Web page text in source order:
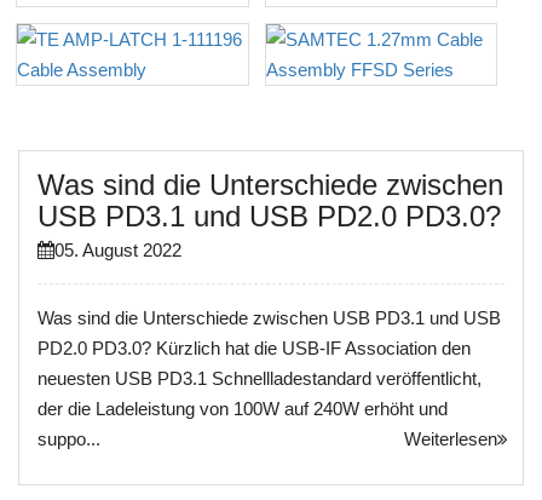
Was sind die Unterschiede zwischen
USB PD3.1 und USB PD2.0 PD3.0?
05. August 2022
Was sind die Unterschiede zwischen USB PD3.1 und USB
PD2.0 PD3.0? Kürzlich hat die USB-IF Association den
neuesten USB PD3.1 Schnellladestandard veröffentlicht,
der die Ladeleistung von 100W auf 240W erhöht und
suppo...
Weiterlesen